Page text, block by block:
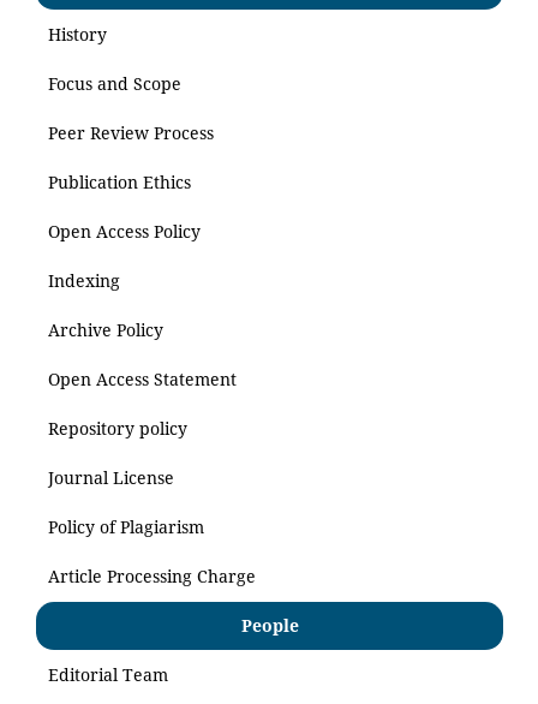
History
Focus and Scope
Peer Review Process
Publication Ethics
Open Access Policy
Indexing
Archive Policy
Open Access Statement
Repository policy
Journal License
Policy of Plagiarism
Article Processing Charge
People
Editorial Team